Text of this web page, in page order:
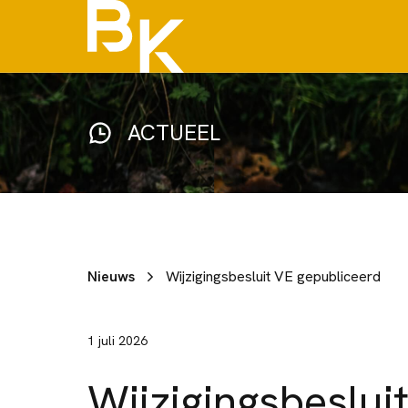
ACTUEEL
Nieuws Wijzigingsbesluit VE gepubliceerd
1 juli 2026